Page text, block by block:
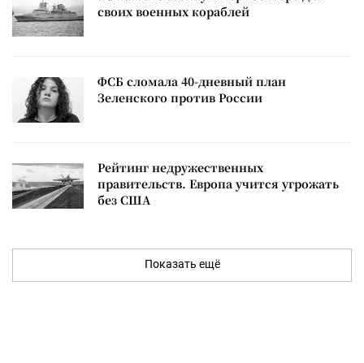
своих военных кораблей
ФСБ сломала 40-дневный план
Зеленского против России
Рейтинг недружественных
правительств. Европа учится угрожать
без США
Показать ещё